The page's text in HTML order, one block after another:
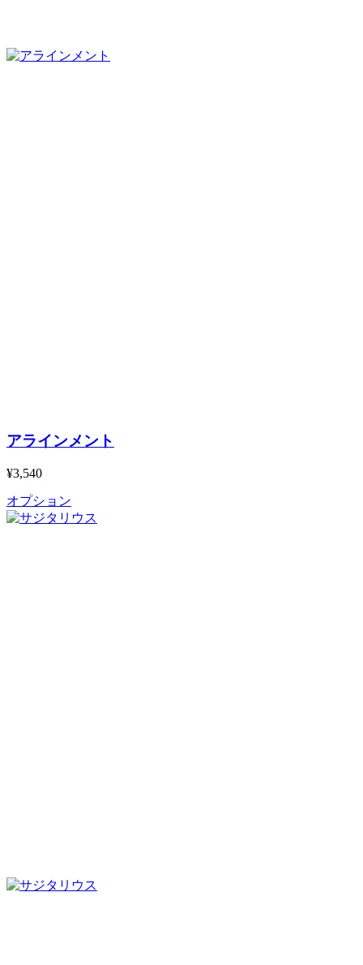
アラインメント
¥3,540
オプション